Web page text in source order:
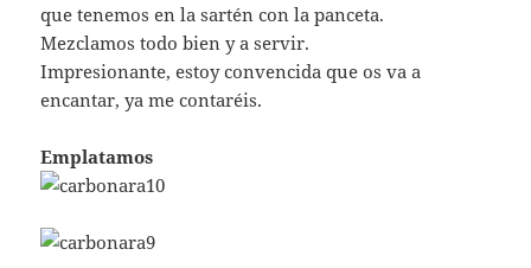
que tenemos en la sartén con la panceta.
Mezclamos todo bien y a servir.
Impresionante, estoy convencida que os va a
encantar, ya me contaréis.
Emplatamos